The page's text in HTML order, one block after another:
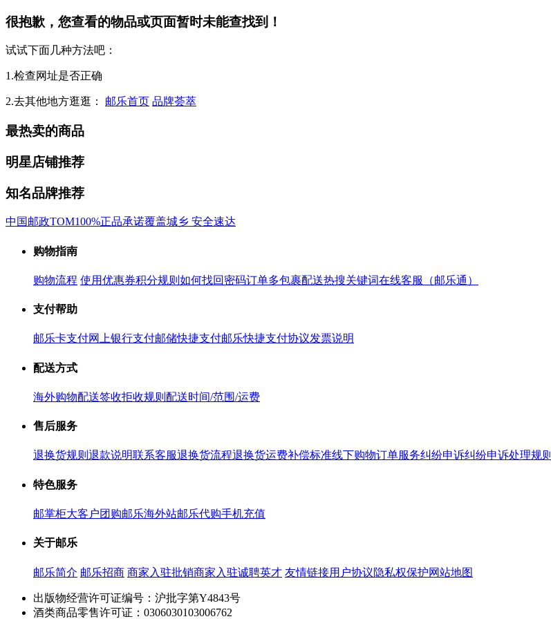
很抱歉，您查看的物品或页面暂时未能查找到！
试试下面几种方法吧：
1.检查网址是否正确
2.去其他地方逛逛： 邮乐首页 品牌荟萃
最热卖的商品
明星店铺推荐
知名品牌推荐
中国邮政TOM100%正品承诺覆盖城乡 安全速达
购物指南
购物流程 使用优惠券积分规则 如何找回密码订单多包裹配送热搜关键词在线客服（邮乐通）
支付帮助
邮乐卡支付网上银行支付邮储快捷支付邮乐快捷支付协议发票说明
配送方式
海外购物配送签收拒收规则 配送时间/范围/运费
售后服务
退换货规则 退款说明联系客服退换货流程退换货运费补偿标准线下购物订单服务纠纷申诉纠纷申诉处理规
特色服务
邮掌柜大客户团购邮乐海外站邮乐代购手机充值
关于邮乐
邮乐简介 邮乐招商 商家入驻批销商家入驻诚聘英才 友情链接用户协议隐私权保护网站地图
出版物经营许可证编号：沪批字第Y4843号
酒类商品零售许可证：0306030103006762